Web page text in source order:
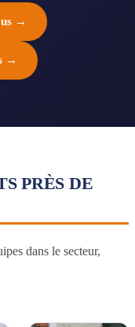
→
→
PRÈS DE
dans le secteur,